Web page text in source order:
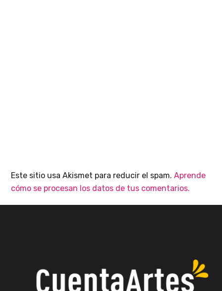
Este sitio usa Akismet para reducir el spam.Aprende
cómo se procesan los datos de tus comentarios.